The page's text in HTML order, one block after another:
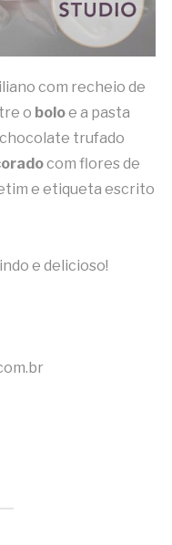
com recheio de
o boloe a pasta
chocolate trufado
com flores de
e etiqueta escrito
e delicioso!